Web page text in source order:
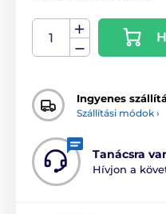
Ingyenes
Szállítási módok ›
Tanácsra
Hívjon a